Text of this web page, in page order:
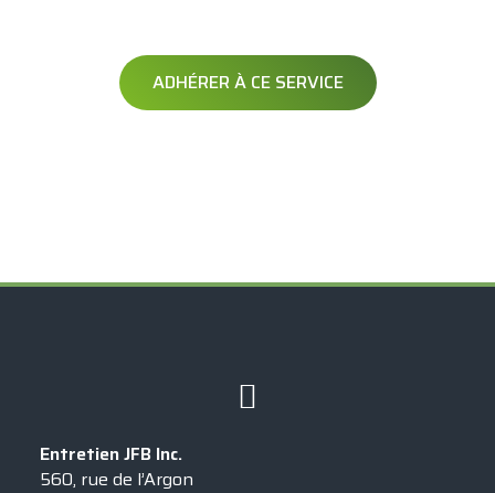
ADHÉRER À CE SERVICE
Entretien JFB Inc.
560, rue de l’Argon